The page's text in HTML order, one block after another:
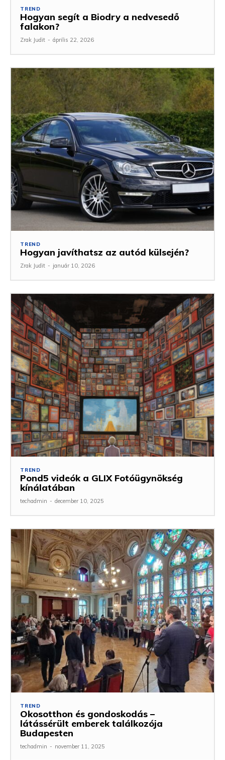
TREND
Hogyan segít a Biodry a nedvesedő
falakon?
Zrak Judit - április 22, 2026
TREND
Hogyan javíthatsz az autód külsején?
Zrak Judit - január 10, 2026
TREND
Pond5 videók a GLIX Fotóügynökség
kínálatában
techadmin - december 10, 2025
TREND
Okosotthon és gondoskodás –
látássérült emberek találkozója
Budapesten
techadmin - november 11, 2025